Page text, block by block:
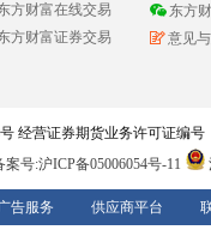
方财富在线交易
方财富证券交易
东方
意见
经营证券期货业务许可证编号
案号:沪ICP备05006054号-11
告服务 供应商平台